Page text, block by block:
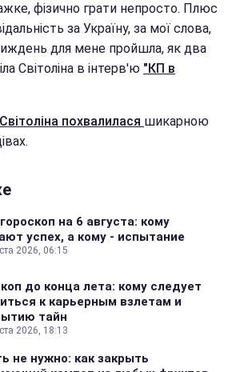
фізично грати непросто. Плюс
за Україну, за мої слова,
для мене пройшла, як два
Світоліна в інтерв'ю "КП в
похвалилася шикарною
на 6 августа: кому
успех, а кому - испытание
2026, 06:15
до конца лета: кому следует
к карьерным взлетам и
тайн
2026, 18:13
не нужно: как закрыть